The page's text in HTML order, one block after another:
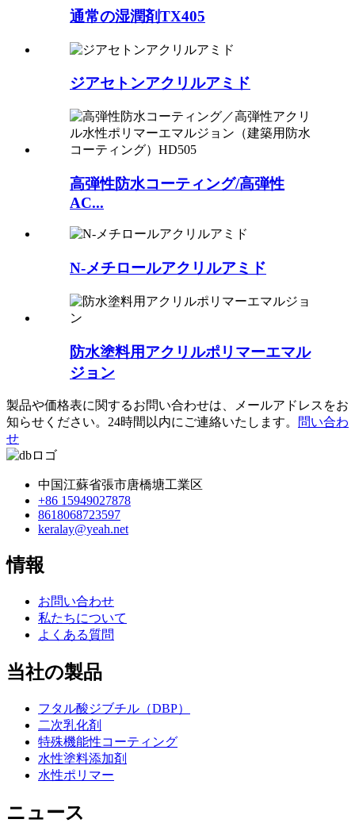
通常の湿潤剤TX40​​5
ジアセトンアクリルアミド
高弾性防水コーティング/高弾性
AC...
N-メチロールアクリルアミド
防水塗料用アクリルポリマーエマル
ジョン
製品や価格表に関するお問い合わせは、メールアドレスをお
知らせください。24時間以内にご連絡いたします。
問い合わ
せ
中国江蘇省張市唐橋塘工業区
+86 15949027878
8618068723597
keralay@yeah.net
情報
お問い合わせ
私たちについて
よくある質問
当社の製品
フタル酸ジブチル（DBP）
二次乳化剤
特殊機能性コーティング
水性塗料添加剤
水性ポリマー
ニュース